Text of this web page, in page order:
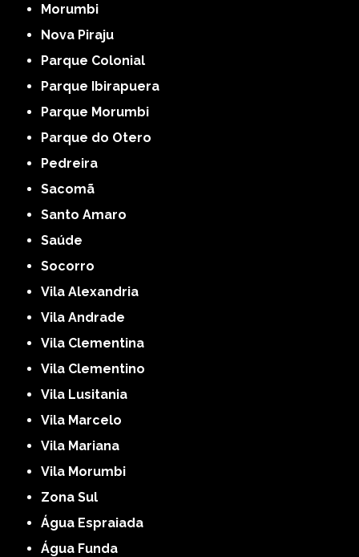
Morumbi
Nova Piraju
Parque Colonial
Parque Ibirapuera
Parque Morumbi
Parque do Otero
Pedreira
Sacomã
Santo Amaro
Saúde
Socorro
Vila Alexandria
Vila Andrade
Vila Clementina
Vila Clementino
Vila Lusitania
Vila Marcelo
Vila Mariana
Vila Morumbi
Zona Sul
Água Espraiada
Água Funda